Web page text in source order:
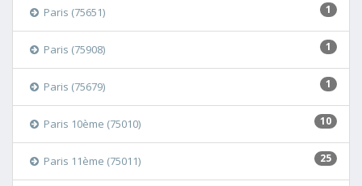
1
Paris (75651)
1
Paris (75908)
1
Paris (75679)
10
Paris 10ème (75010)
25
Paris 11ème (75011)